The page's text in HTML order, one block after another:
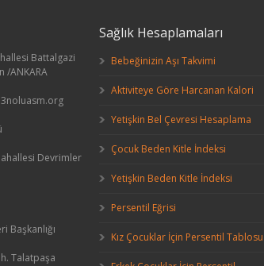
Battalgazi
/ANKARA
Devrimler
Başkanlığı
Talatpaşa
Sağlık Hesaplamaları
Bebeğinizin Aşı Takvimi
Aktiviteye Göre Harcanan Kalori
Yetişkin Bel Çevresi Hesaplama
Çocuk Beden Kitle İndeksi
Yetişkin Beden Kitle İndeksi
Persentil Eğrisi
Kız Çocuklar İçin Persentil Tablosu